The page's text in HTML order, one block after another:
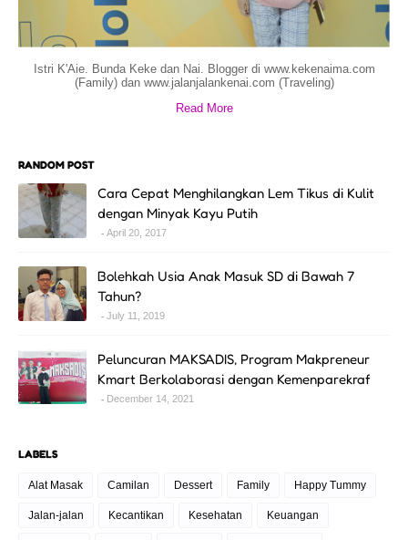
Istri K'Aie. Bunda Keke dan Nai. Blogger di www.kekenaima.com
(Family) dan www.jalanjalankenai.com (Traveling)
Read More
RANDOM POST
Cara Cepat Menghilangkan Lem Tikus di Kulit
dengan Minyak Kayu Putih
April 20, 2017
Bolehkah Usia Anak Masuk SD di Bawah 7
Tahun?
July 11, 2019
Peluncuran MAKSADIS, Program Makpreneur
Kmart Berkolaborasi dengan Kemenparekraf
December 14, 2021
LABELS
Alat Masak Camilan Dessert Family Happy Tummy
Jalan-jalan Kecantikan Kesehatan Keuangan